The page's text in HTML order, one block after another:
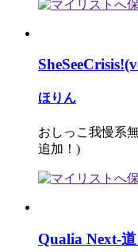
ほりん
おしっこ我慢系
追加！)
Qualia Next-